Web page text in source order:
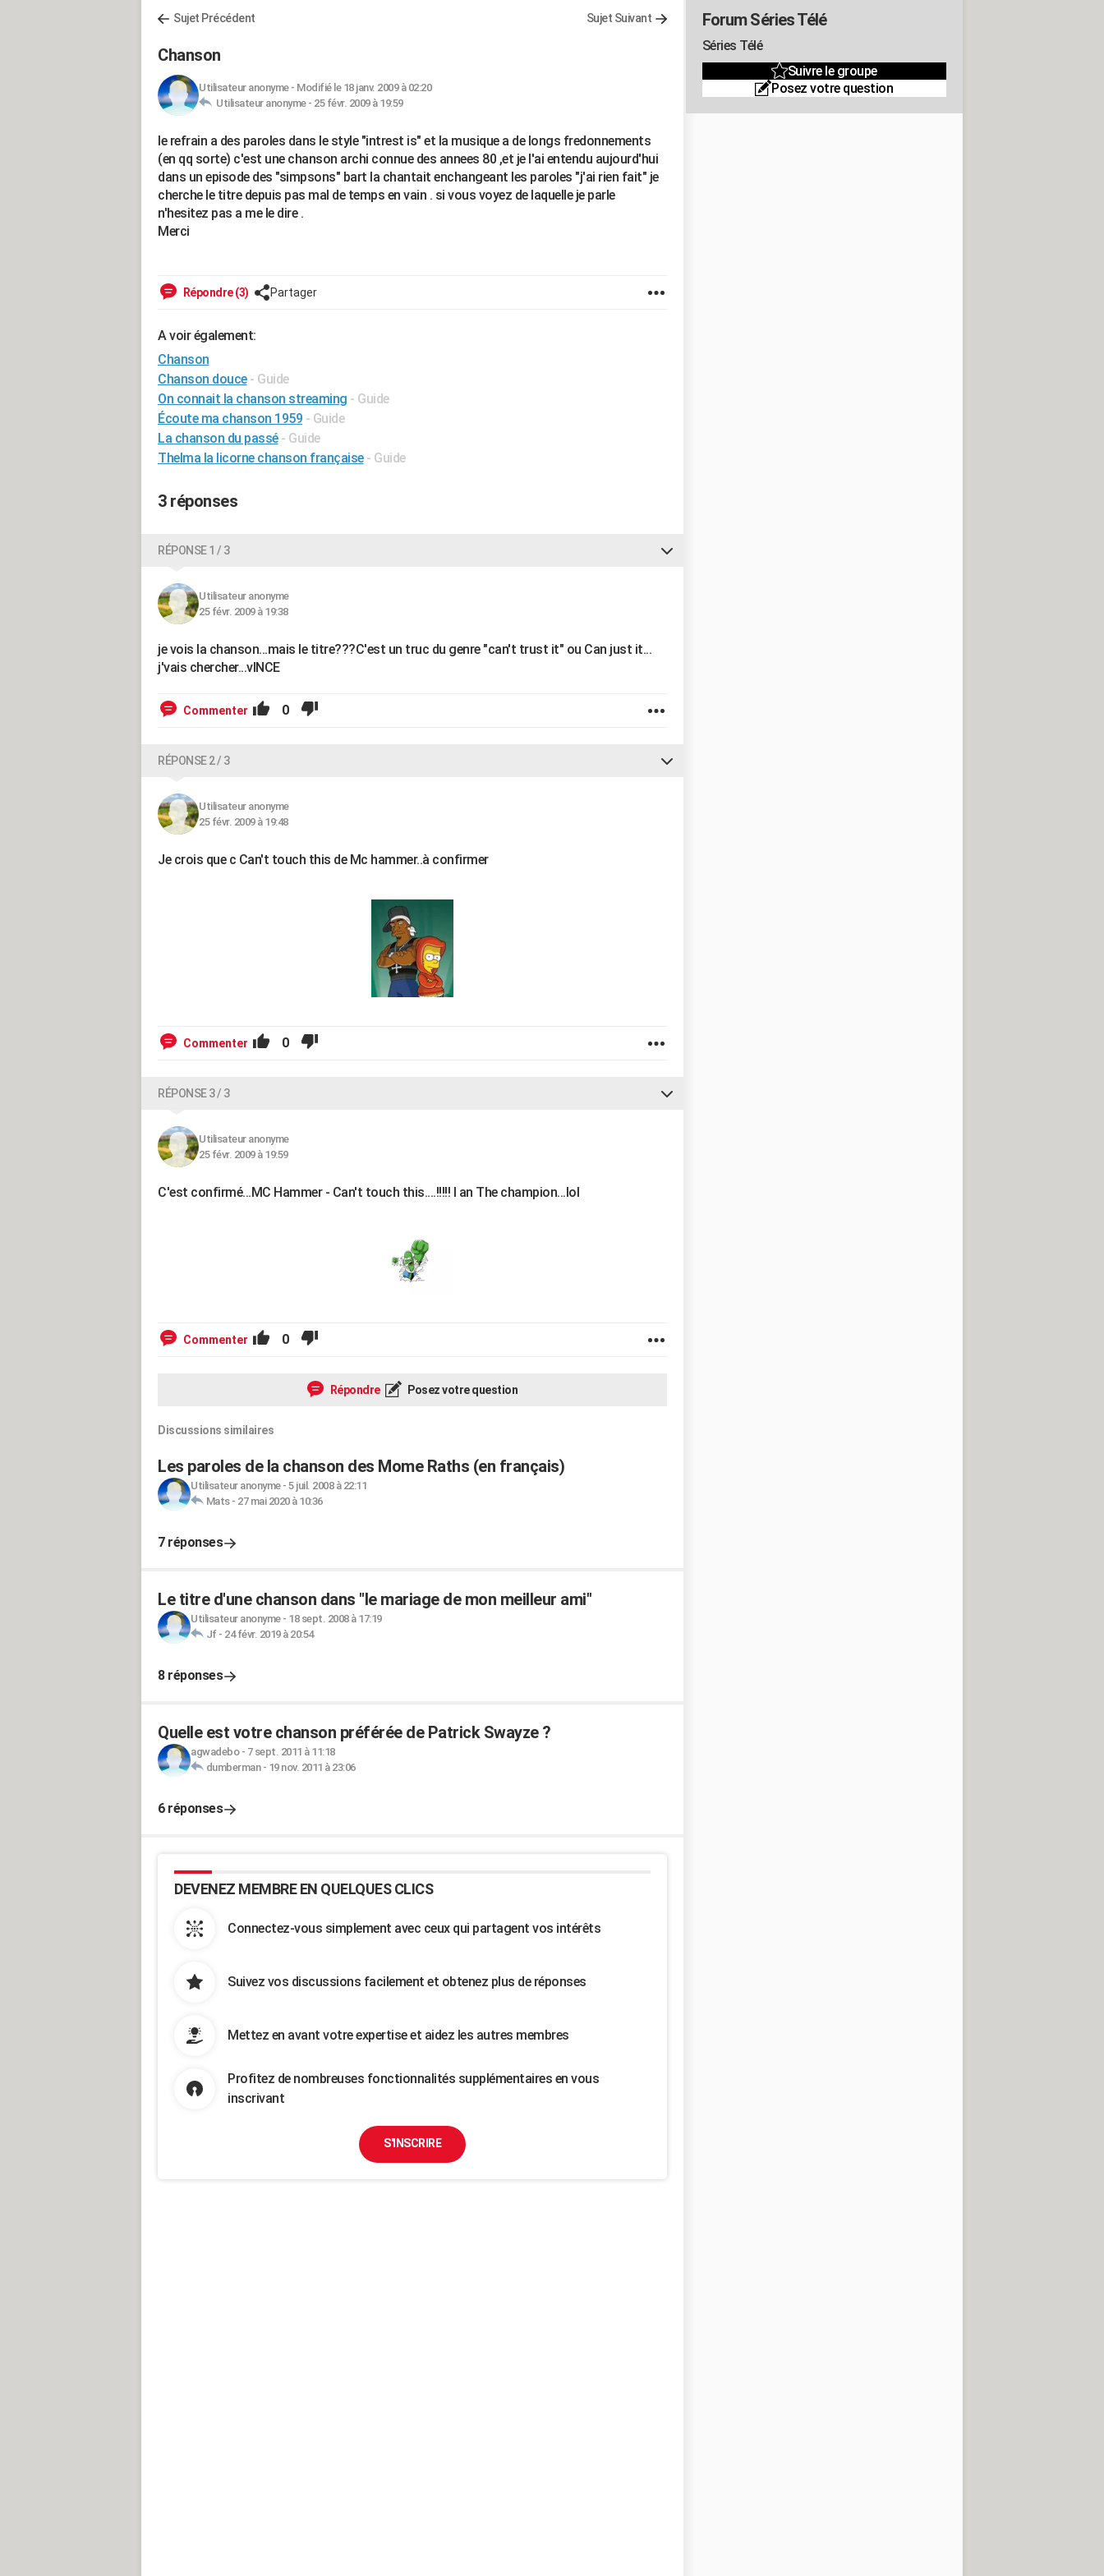
Sujet Précédent Sujet Suivant
Chanson
Utilisateur anonyme- Modifié le 18 janv. 2009 à 02:20
Utilisateur anonyme - 25 févr. 2009 à 19:59
le refrain a des paroles dans le style "intrest is" et la musique a de longs fredonnements
(en qq sorte) c'est une chanson archi connue des annees 80 ,et je l'ai entendu aujourd'hui
dans un episode des "simpsons" bart la chantait enchangeant les paroles "j'ai rien fait" je
cherche le titre depuis pas mal de temps en vain . si vous voyez de laquelle je parle
n'hesitez pas a me le dire .
Merci
Répondre (3) Partager
A voir également:
Chanson
Chanson douce - Guide
On connait la chanson streaming - Guide
Écoute ma chanson 1959 - Guide
La chanson du passé - Guide
Thelma la licorne chanson française - Guide
3 réponses
RÉPONSE 1 / 3
Utilisateur anonyme
25 févr. 2009 à 19:38
je vois la chanson...mais le titre???C'est un truc du genre "can't trust it" ou Can just it...
j'vais chercher...vINCE
Commenter 0
RÉPONSE 2 / 3
Utilisateur anonyme
25 févr. 2009 à 19:48
Je crois que c Can't touch this de Mc hammer..à confirmer
Commenter 0
RÉPONSE 3 / 3
Utilisateur anonyme
25 févr. 2009 à 19:59
C'est confirmé...MC Hammer - Can't touch this....!!!!! I an The champion...lol
Commenter 0
Répondre Posez votre question
Discussions similaires
Les paroles de la chanson des Mome Raths (en français)
Utilisateur anonyme- 5 juil. 2008 à 22:11
Mats- 27 mai 2020 à 10:36
7 réponses
Le titre d'une chanson dans "le mariage de mon meilleur ami"
Utilisateur anonyme- 18 sept. 2008 à 17:19
Jf- 24 févr. 2019 à 20:54
8 réponses
Quelle est votre chanson préférée de Patrick Swayze ?
agwadebo- 7 sept. 2011 à 11:18
dumberman- 19 nov. 2011 à 23:06
6 réponses
DEVENEZ MEMBRE EN QUELQUES CLICS
Connectez-vous simplement avec ceux qui partagent vos intérêts
Suivez vos discussions facilement et obtenez plus de réponses
Mettez en avant votre expertise et aidez les autres membres
Profitez de nombreuses fonctionnalités supplémentaires en vous
inscrivant
S'INSCRIRE
Forum Séries Télé
Séries Télé
Suivre le groupe
Posez votre question